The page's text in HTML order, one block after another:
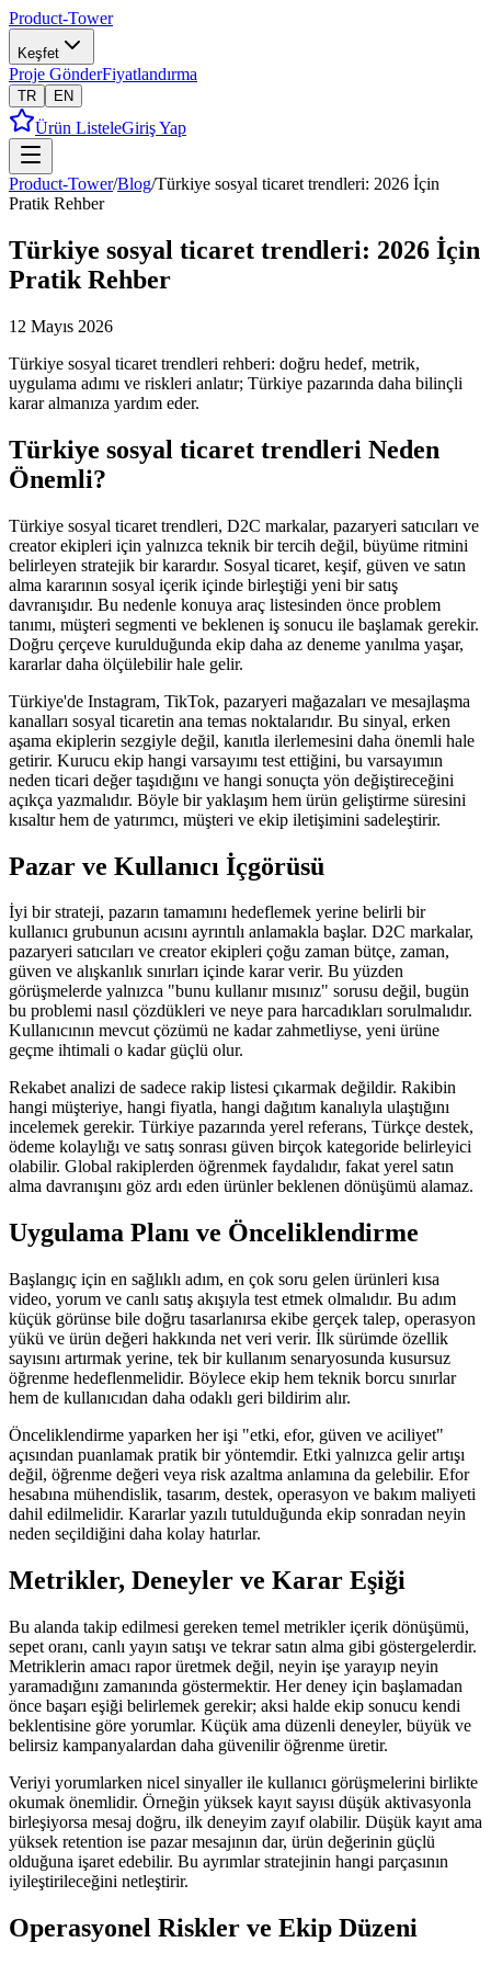
Product-Tower
Keşfet
Proje GönderFiyatlandırma
TR EN
Ürün ListeleGiriş Yap
Product-Tower/Blog/Türkiye sosyal ticaret trendleri: 2026 İçin
Pratik Rehber
Türkiye sosyal ticaret trendleri: 2026 İçin
Pratik Rehber
12 Mayıs 2026
Türkiye sosyal ticaret trendleri rehberi: doğru hedef, metrik,
uygulama adımı ve riskleri anlatır; Türkiye pazarında daha bilinçli
karar almanıza yardım eder.
Türkiye sosyal ticaret trendleri Neden
Önemli?
Türkiye sosyal ticaret trendleri, D2C markalar, pazaryeri satıcıları ve
creator ekipleri için yalnızca teknik bir tercih değil, büyüme ritmini
belirleyen stratejik bir karardır. Sosyal ticaret, keşif, güven ve satın
alma kararının sosyal içerik içinde birleştiği yeni bir satış
davranışıdır. Bu nedenle konuya araç listesinden önce problem
tanımı, müşteri segmenti ve beklenen iş sonucu ile başlamak gerekir.
Doğru çerçeve kurulduğunda ekip daha az deneme yanılma yaşar,
kararlar daha ölçülebilir hale gelir.
Türkiye'de Instagram, TikTok, pazaryeri mağazaları ve mesajlaşma
kanalları sosyal ticaretin ana temas noktalarıdır. Bu sinyal, erken
aşama ekiplerin sezgiyle değil, kanıtla ilerlemesini daha önemli hale
getirir. Kurucu ekip hangi varsayımı test ettiğini, bu varsayımın
neden ticari değer taşıdığını ve hangi sonuçta yön değiştireceğini
açıkça yazmalıdır. Böyle bir yaklaşım hem ürün geliştirme süresini
kısaltır hem de yatırımcı, müşteri ve ekip iletişimini sadeleştirir.
Pazar ve Kullanıcı İçgörüsü
İyi bir strateji, pazarın tamamını hedeflemek yerine belirli bir
kullanıcı grubunun acısını ayrıntılı anlamakla başlar. D2C markalar,
pazaryeri satıcıları ve creator ekipleri çoğu zaman bütçe, zaman,
güven ve alışkanlık sınırları içinde karar verir. Bu yüzden
görüşmelerde yalnızca "bunu kullanır mısınız" sorusu değil, bugün
bu problemi nasıl çözdükleri ve neye para harcadıkları sorulmalıdır.
Kullanıcının mevcut çözümü ne kadar zahmetliyse, yeni ürüne
geçme ihtimali o kadar güçlü olur.
Rekabet analizi de sadece rakip listesi çıkarmak değildir. Rakibin
hangi müşteriye, hangi fiyatla, hangi dağıtım kanalıyla ulaştığını
incelemek gerekir. Türkiye pazarında yerel referans, Türkçe destek,
ödeme kolaylığı ve satış sonrası güven birçok kategoride belirleyici
olabilir. Global rakiplerden öğrenmek faydalıdır, fakat yerel satın
alma davranışını göz ardı eden ürünler beklenen dönüşümü alamaz.
Uygulama Planı ve Önceliklendirme
Başlangıç için en sağlıklı adım, en çok soru gelen ürünleri kısa
video, yorum ve canlı satış akışıyla test etmek olmalıdır. Bu adım
küçük görünse bile doğru tasarlanırsa ekibe gerçek talep, operasyon
yükü ve ürün değeri hakkında net veri verir. İlk sürümde özellik
sayısını artırmak yerine, tek bir kullanım senaryosunda kusursuz
öğrenme hedeflenmelidir. Böylece ekip hem teknik borcu sınırlar
hem de kullanıcıdan daha odaklı geri bildirim alır.
Önceliklendirme yaparken her işi "etki, efor, güven ve aciliyet"
açısından puanlamak pratik bir yöntemdir. Etki yalnızca gelir artışı
değil, öğrenme değeri veya risk azaltma anlamına da gelebilir. Efor
hesabına mühendislik, tasarım, destek, operasyon ve bakım maliyeti
dahil edilmelidir. Kararlar yazılı tutulduğunda ekip sonradan neyin
neden seçildiğini daha kolay hatırlar.
Metrikler, Deneyler ve Karar Eşiği
Bu alanda takip edilmesi gereken temel metrikler içerik dönüşümü,
sepet oranı, canlı yayın satışı ve tekrar satın alma gibi göstergelerdir.
Metriklerin amacı rapor üretmek değil, neyin işe yarayıp neyin
yaramadığını zamanında göstermektir. Her deney için başlamadan
önce başarı eşiği belirlemek gerekir; aksi halde ekip sonucu kendi
beklentisine göre yorumlar. Küçük ama düzenli deneyler, büyük ve
belirsiz kampanyalardan daha güvenilir öğrenme üretir.
Veriyi yorumlarken nicel sinyaller ile kullanıcı görüşmelerini birlikte
okumak önemlidir. Örneğin yüksek kayıt sayısı düşük aktivasyonla
birleşiyorsa mesaj doğru, ilk deneyim zayıf olabilir. Düşük kayıt ama
yüksek retention ise pazar mesajının dar, ürün değerinin güçlü
olduğuna işaret edebilir. Bu ayrımlar stratejinin hangi parçasının
iyileştirileceğini netleştirir.
Operasyonel Riskler ve Ekip Düzeni